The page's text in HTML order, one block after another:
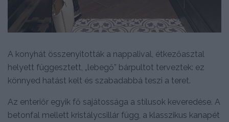
A konyhát összenyitották a nappalival, étkezőasztal
helyett függesztett, „lebegő” bárpultot terveztek: ez
könnyed hatást kelt és szabadabbá teszi a teret.
Az enteriőr egyik fő sajátossága a stílusok keveredése. A
betonfal mellett kristálycsillár függ, a klasszikus kanapét